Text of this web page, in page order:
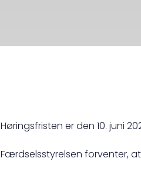
Høringsfristen er den 10. juni
Færdselsstyrelsen forventer,